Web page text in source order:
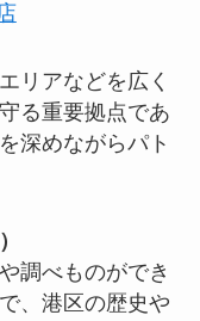
リアなどを広く
る重要拠点であ
深めながらパト
調べものができ
、港区の歴史や